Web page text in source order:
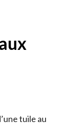
tuile au